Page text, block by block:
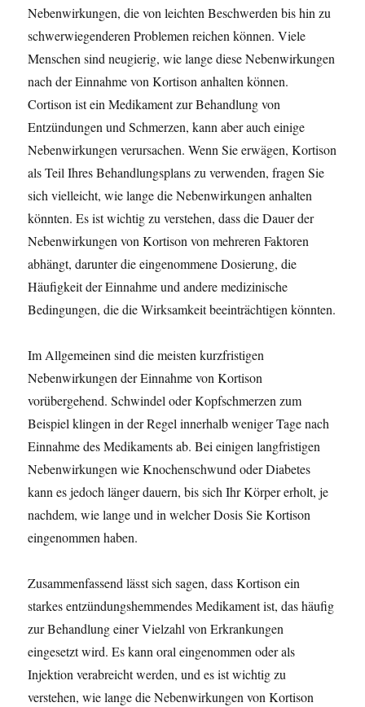
Nebenwirkungen, die von leichten Beschwerden bis hin zu
schwerwiegenderen Problemen reichen können. Viele
Menschen sind neugierig, wie lange diese Nebenwirkungen
nach der Einnahme von Kortison anhalten können.
Cortison ist ein Medikament zur Behandlung von
Entzündungen und Schmerzen, kann aber auch einige
Nebenwirkungen verursachen. Wenn Sie erwägen, Kortison
als Teil Ihres Behandlungsplans zu verwenden, fragen Sie
sich vielleicht, wie lange die Nebenwirkungen anhalten
könnten. Es ist wichtig zu verstehen, dass die Dauer der
Nebenwirkungen von Kortison von mehreren Faktoren
abhängt, darunter die eingenommene Dosierung, die
Häufigkeit der Einnahme und andere medizinische
Bedingungen, die die Wirksamkeit beeinträchtigen könnten.
Im Allgemeinen sind die meisten kurzfristigen
Nebenwirkungen der Einnahme von Kortison
vorübergehend. Schwindel oder Kopfschmerzen zum
Beispiel klingen in der Regel innerhalb weniger Tage nach
Einnahme des Medikaments ab. Bei einigen langfristigen
Nebenwirkungen wie Knochenschwund oder Diabetes
kann es jedoch länger dauern, bis sich Ihr Körper erholt, je
nachdem, wie lange und in welcher Dosis Sie Kortison
eingenommen haben.
Zusammenfassend lässt sich sagen, dass Kortison ein
starkes entzündungshemmendes Medikament ist, das häufig
zur Behandlung einer Vielzahl von Erkrankungen
eingesetzt wird. Es kann oral eingenommen oder als
Injektion verabreicht werden, und es ist wichtig zu
verstehen, wie lange die Nebenwirkungen von Kortison